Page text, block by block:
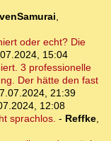
,
oder echt? Die
15:04
3 professionelle
Der hätte den fast
21:39
12:08
sprachlos. - Reffke,